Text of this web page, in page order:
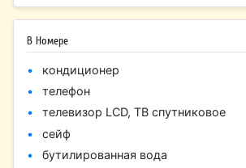
В Номере
кондиционер
телефон
телевизор LCD, ТВ спутниковое
сейф
бутилированная вода